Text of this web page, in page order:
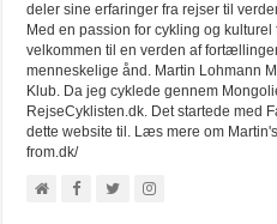
deler sine erfaringer fra rejser til
Med en passion for cykling og
velkommen til en verden af
menneskelige ånd. Martin Lohmann
Klub. Da jeg cyklede gennem
RejseCyklisten.dk. Det startede med
dette website til. Læs mere om
from.dk/